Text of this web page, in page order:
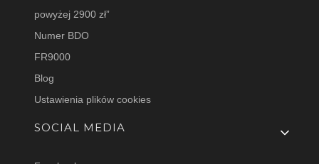
powyżej 2900 zł”
Numer BDO
FR9000
Blog
Ustawienia plików cookies
SOCIAL MEDIA